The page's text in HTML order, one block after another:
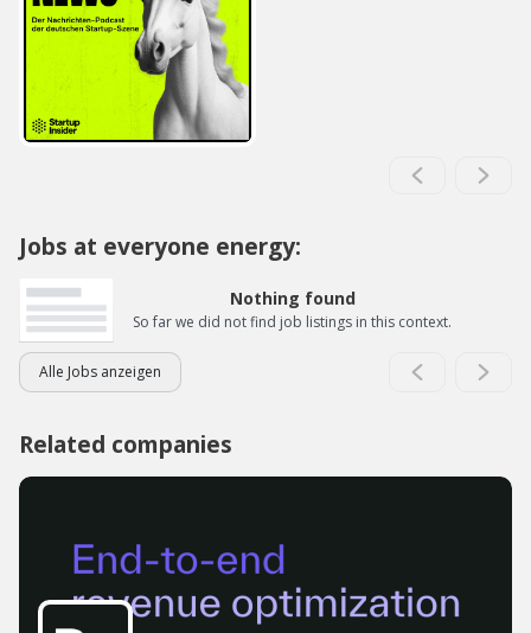
Jobs at everyone energy:
Nothing found
So far we did not find job listings in this context.
Alle Jobs anzeigen
Related companies